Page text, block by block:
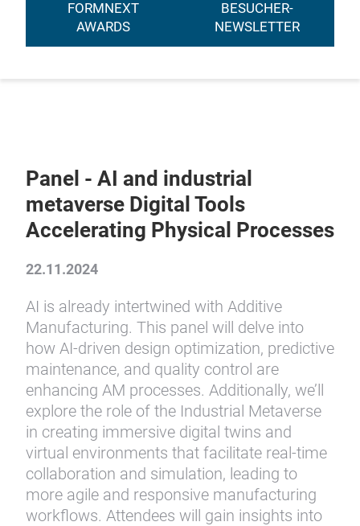
FORMNEXT
AWARDS
BESUCHER-
NEWSLETTER
Panel - AI and industrial
metaverse Digital Tools
Accelerating Physical Processes
22.11.2024
AI is already intertwined with Additive
Manufacturing. This panel will delve into
how AI-driven design optimization, predictive
maintenance, and quality control are
enhancing AM processes. Additionally, we’ll
explore the role of the Industrial Metaverse
in creating immersive digital twins and
virtual environments that facilitate real-time
collaboration and simulation, leading to
more agile and responsive manufacturing
workflows. Attendees will gain insights into